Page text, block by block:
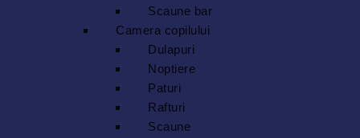
Scaune bar
Camera copilului
Dulapuri
Noptiere
Paturi
Rafturi
Scaune